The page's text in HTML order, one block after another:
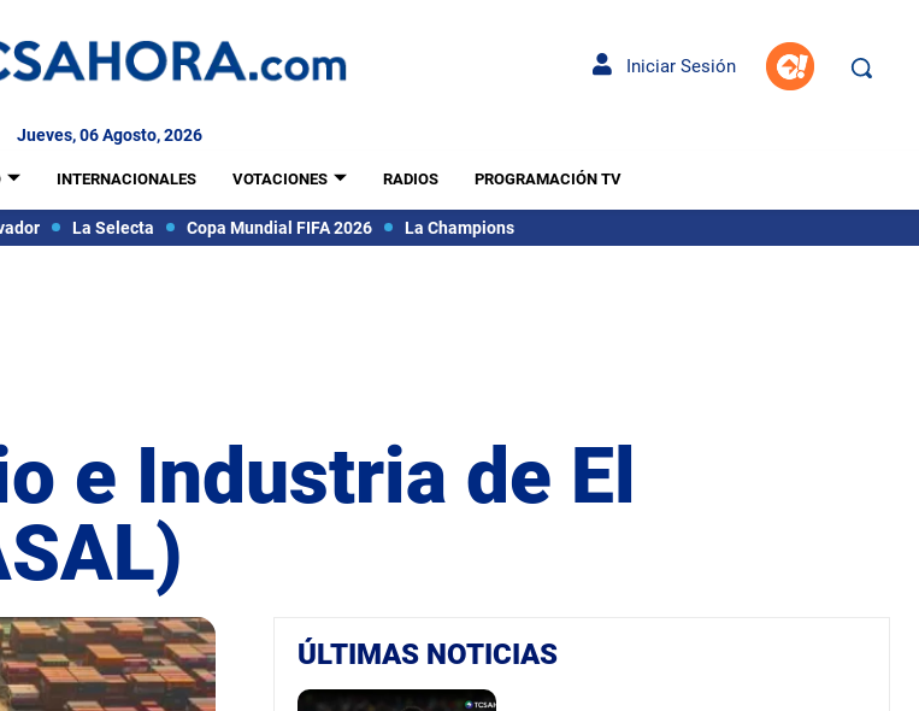
Iniciar Sesión
Jueves, 06 Agosto, 2026
INTERNACIONALES VOTACIONES RADIOS PROGRAMACIÓN TV
La Selecta Copa Mundial FIFA 2026 La Champions
e Industria de El
ÚLTIMAS NOTICIAS